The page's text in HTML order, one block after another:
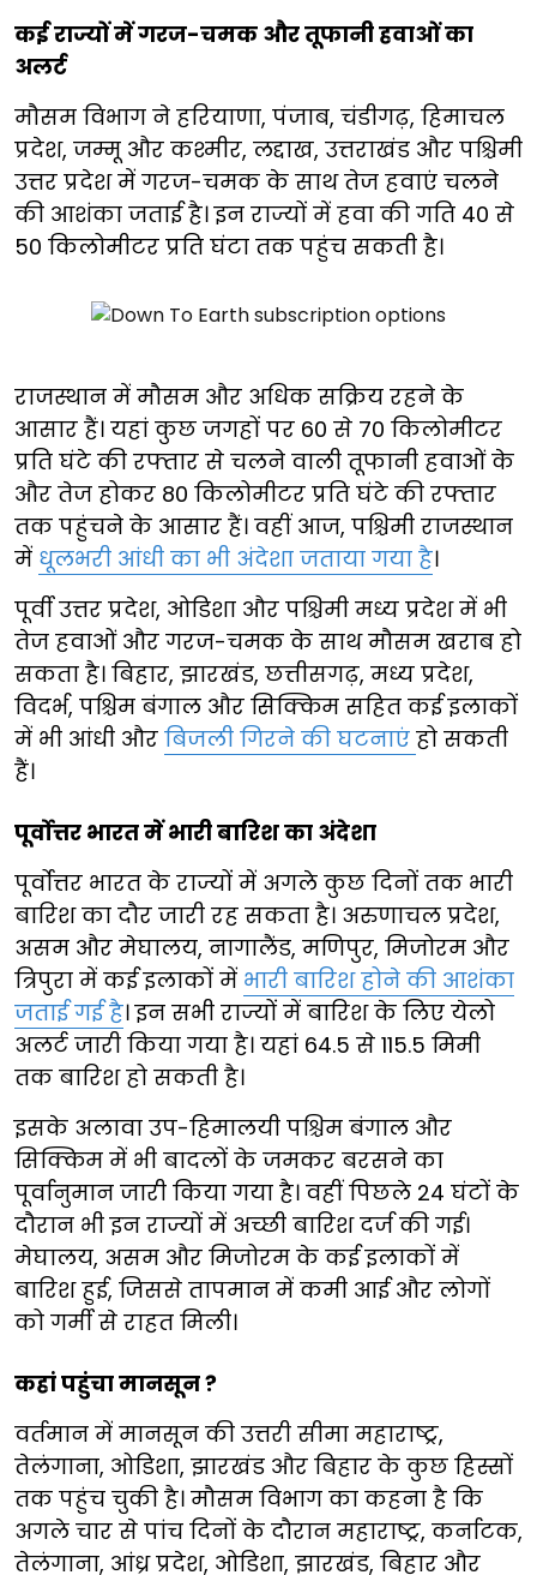
कई राज्यों में गरज-चमक और तूफानी हवाओं का
अलर्ट
मौसम विभाग ने हरियाणा, पंजाब, चंडीगढ़, हिमाचल
प्रदेश, जम्मू और कश्मीर, लद्दाख, उत्तराखंड और पश्चिमी
उत्तर प्रदेश में गरज-चमक के साथ तेज हवाएं चलने
की आशंका जताई है। इन राज्यों में हवा की गति 40 से
50 किलोमीटर प्रति घंटा तक पहुंच सकती है।
राजस्थान में मौसम और अधिक सक्रिय रहने के
आसार हैं। यहां कुछ जगहों पर 60 से 70 किलोमीटर
प्रति घंटे की रफ्तार से चलने वाली तूफानी हवाओं के
और तेज होकर 80 किलोमीटर प्रति घंटे की रफ्तार
तक पहुंचने के आसार हैं। वहीं आज, पश्चिमी राजस्थान
में धूलभरी आंधी का भी अंदेशा जताया गया है।
पूर्वी उत्तर प्रदेश, ओडिशा और पश्चिमी मध्य प्रदेश में भी
तेज हवाओं और गरज-चमक के साथ मौसम खराब हो
सकता है। बिहार, झारखंड, छत्तीसगढ़, मध्य प्रदेश,
विदर्भ, पश्चिम बंगाल और सिक्किम सहित कई इलाकों
में भी आंधी और बिजली गिरने की घटनाएं हो सकती
हैं।
पूर्वोत्तर भारत में भारी बारिश का अंदेशा
पूर्वोत्तर भारत के राज्यों में अगले कुछ दिनों तक भारी
बारिश का दौर जारी रह सकता है। अरुणाचल प्रदेश,
असम और मेघालय, नागालैंड, मणिपुर, मिजोरम और
त्रिपुरा में कई इलाकों में भारी बारिश होने की आशंका
जताई गई है। इन सभी राज्यों में बारिश के लिए येलो
अलर्ट जारी किया गया है। यहां 64.5 से 115.5 मिमी
तक बारिश हो सकती है।
इसके अलावा उप-हिमालयी पश्चिम बंगाल और
सिक्किम में भी बादलों के जमकर बरसने का
पूर्वानुमान जारी किया गया है। वहीं पिछले 24 घंटों के
दौरान भी इन राज्यों में अच्छी बारिश दर्ज की गई।
मेघालय, असम और मिजोरम के कई इलाकों में
बारिश हुई, जिससे तापमान में कमी आई और लोगों
को गर्मी से राहत मिली।
कहां पहुंचा मानसून ?
वर्तमान में मानसून की उत्तरी सीमा महाराष्ट्र,
तेलंगाना, ओडिशा, झारखंड और बिहार के कुछ हिस्सों
तक पहुंच चुकी है। मौसम विभाग का कहना है कि
अगले चार से पांच दिनों के दौरान महाराष्ट्र, कर्नाटक,
तेलंगाना, आंध्र प्रदेश, ओडिशा, झारखंड, बिहार और